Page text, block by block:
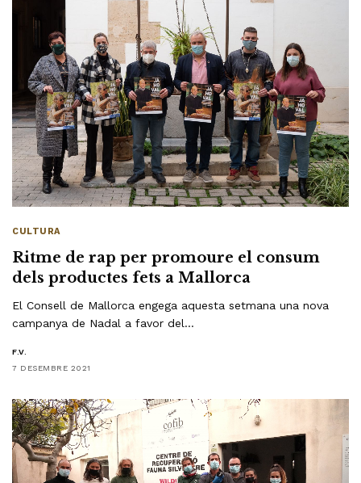
CULTURA
Ritme de rap per promoure el consum
dels productes fets a Mallorca
El Consell de Mallorca engega aquesta setmana una nova
campanya de Nadal a favor del…
F.V.
7 DESEMBRE 2021